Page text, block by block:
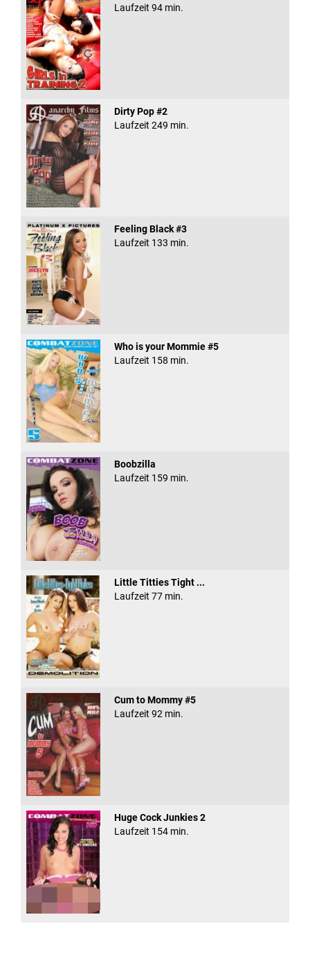
Laufzeit 94 min.
Dirty Pop #2
Laufzeit 249 min.
Feeling Black #3
Laufzeit 133 min.
Who is your Mommie #5
Laufzeit 158 min.
Boobzilla
Laufzeit 159 min.
Little Titties Tight ...
Laufzeit 77 min.
Cum to Mommy #5
Laufzeit 92 min.
Huge Cock Junkies 2
Laufzeit 154 min.